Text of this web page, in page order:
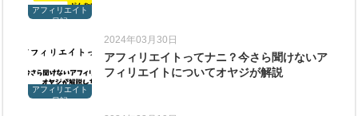
アフィリエイト
日記
アフィリエイト
日記
2024年03月30日
アフィリエイトってナニ？今さら聞けないア
フィリエイトについてオヤジが解説